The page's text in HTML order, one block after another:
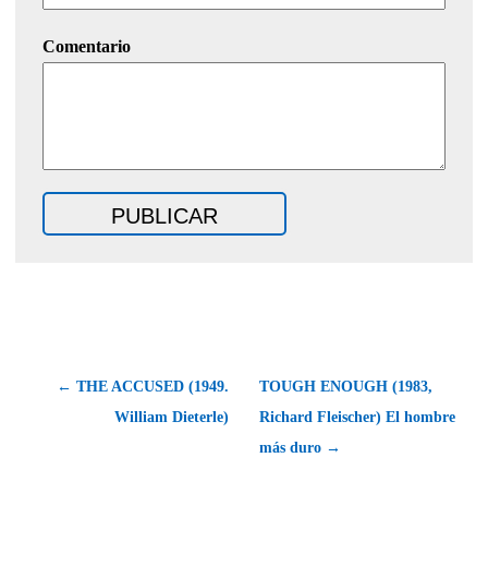
Comentario
← THE ACCUSED (1949.
William Dieterle)
TOUGH ENOUGH (1983,
Richard Fleischer) El hombre
más duro →